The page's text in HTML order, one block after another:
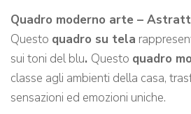
Quadro moderno arte –
Questo quadro su tela
sui toni del blu. Questo quadro
classe agli ambienti della casa,
sensazioni ed emozioni uniche.